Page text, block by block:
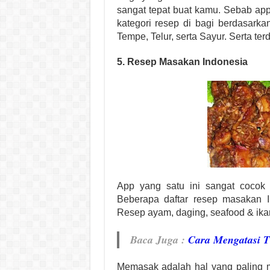
sangat tepat buat kamu. Sebab
kategori resep di bagi
Tempe, Telur, serta Sayur. Serta
5. Resep Masakan Indonesia
App yang satu ini sangat cocok
Beberapa daftar resep
Resep ayam, daging, seafood &
Baca Juga : Cara Mengatasi
Memasak adalah hal yang paling